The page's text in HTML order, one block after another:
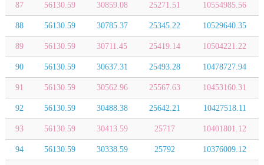
87 56130.59 30859.08 25271.51 10554985.56
88 56130.59 30785.37 25345.22 10529640.35
89 56130.59 30711.45 25419.14 10504221.22
90 56130.59 30637.31 25493.28 10478727.94
91 56130.59 30562.96 25567.63 10453160.31
92 56130.59 30488.38 25642.21 10427518.11
93 56130.59 30413.59 25717 10401801.12
94 56130.59 30338.59 25792 10376009.12